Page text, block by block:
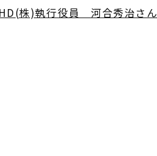
株)執行役員 河合秀治さん